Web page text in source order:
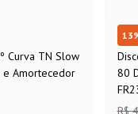
Curva TN Slow
e Amortecedor
13
80
R$